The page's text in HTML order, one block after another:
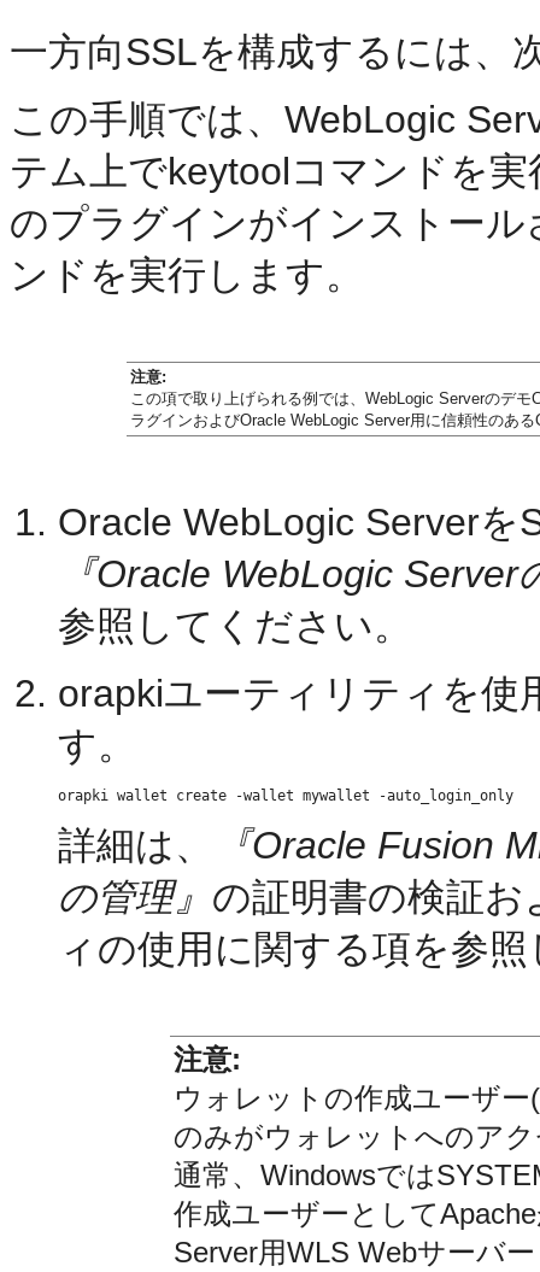
一方向SSLを構成するには、
この手順では、WebLogic
テム上でkeytoolコマンドを
のプラグインがインストー
ンドを実行します。
注意:
この項で取り上げられる例では、WebLogic Serverのデ
ラグインおよびOracle WebLogic Server用に信頼性のあ
Oracle WebLogic Server
『Oracle WebLogic Server
参照してください。
orapkiユーティリティを使
す。
詳細は、
『Oracle Fusion
の管理』 の証明書の検証
ィの使用に関する項を参
注意:
ウォレットの作成ユーザ
のみがウォレットへのア
通常、Windowsでは
作成ユーザーとして
Server用WLS Webサーバ